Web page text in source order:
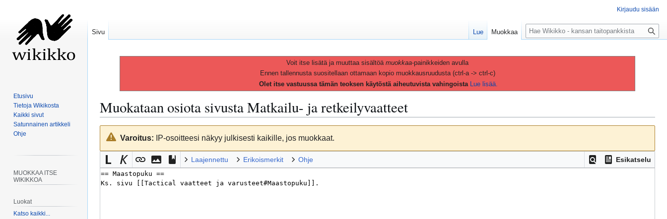
Voit itse lisätä ja muuttaa sisältöä muokkaa-painikkeiden avulla
Ennen tallennusta suositellaan ottamaan kopio muokkausruudusta (ctrl-a -> ctrl-c)
Olet itse vastuussa tämän teoksen käytöstä aiheutuvista vahingoista Lue lisää.
Muokataan osiota sivustaMatkailu- ja retkeilyvaatteet
Siirry
navigaatioon
Siirry
hakuunVaroitus: IP-osoitteesi näkyy julkisesti kaikille, jos muokkaat.
Esikatselu
Laajennettu Erikoismerkit Ohje
Kirjaudu sisään
Sivu Lue Muokkaa
H
a
Etusivu
Tietoja Wikikosta
Kaikki sivut
Satunnainen artikkeli
Ohje
MUOKKAA ITSE
WIKIKKOA
Luokat
Katso kaikki...